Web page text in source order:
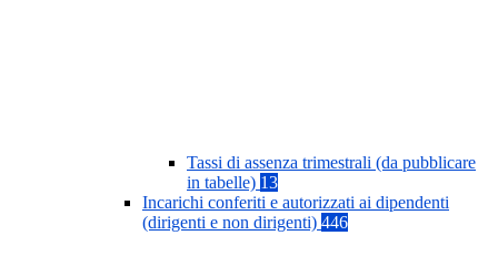
Tassi di assenza trimestrali (da pubblicare
in tabelle) 13
Incarichi conferiti e autorizzati ai dipendenti
(dirigenti e non dirigenti) 446